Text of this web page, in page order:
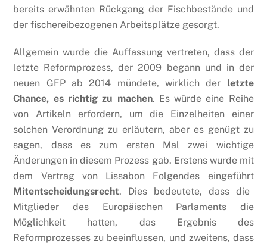
bereits erwähnten Rückgang der Fischbestände und
der fischereibezogenen Arbeitsplätze gesorgt.
Allgemein wurde die Auffassung vertreten, dass der
letzte Reformprozess, der 2009 begann und in der
neuen GFP ab 2014 mündete, wirklich der letzte
Chance, es richtig zu machen. Es würde eine Reihe
von Artikeln erfordern, um die Einzelheiten einer
solchen Verordnung zu erläutern, aber es genügt zu
sagen, dass es zum ersten Mal zwei wichtige
Änderungen in diesem Prozess gab. Erstens wurde mit
dem Vertrag von Lissabon Folgendes eingeführt
Mitentscheidungsrecht. Dies bedeutete, dass die
Mitglieder des Europäischen Parlaments die
Möglichkeit hatten, das Ergebnis des
Reformprozesses zu beeinflussen, und zweitens, dass